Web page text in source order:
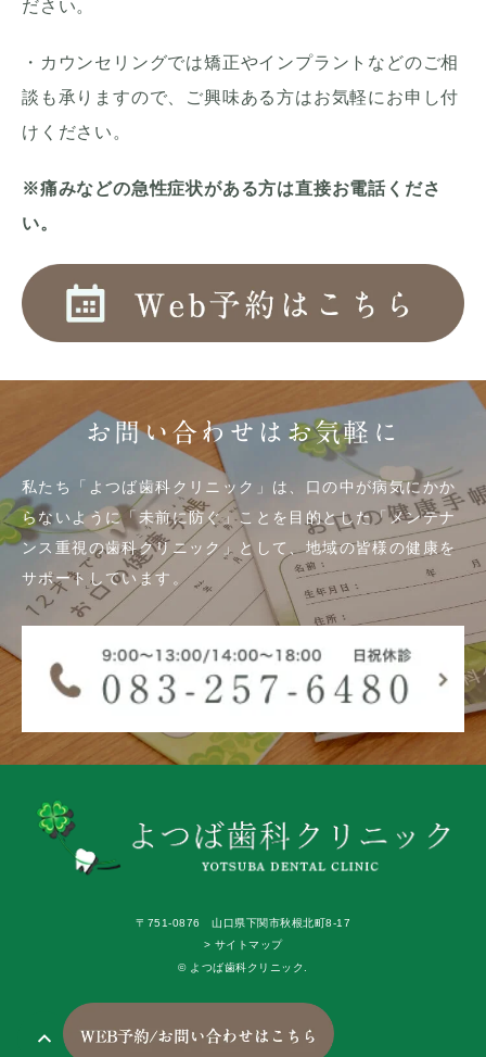
ださい。
・カウンセリングでは矯正やインプラントなどのご相
談も承りますので、ご興味ある方はお気軽にお申し付
けください。
※痛みなどの急性症状がある方は直接お電話くださ
い。
お問い合わせはお気軽に
私たち「よつば歯科クリニック」は、口の中が病気にかか
らないように「未前に防ぐ」ことを目的とした「メンテナ
ンス重視の歯科クリニック」として、地域の皆様の健康を
サポートしています。
〒751-0876 山口県下関市秋根北町8-17
> サイトマップ
© よつば歯科クリニック.